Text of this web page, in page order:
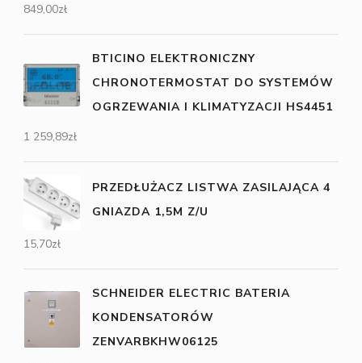
849,00zł
BTICINO ELEKTRONICZNY
CHRONOTERMOSTAT DO SYSTEMÓW
OGRZEWANIA I KLIMATYZACJI HS4451
1 259,89zł
PRZEDŁUŻACZ LISTWA ZASILAJĄCA 4
GNIAZDA 1,5M Z/U
15,70zł
SCHNEIDER ELECTRIC BATERIA
KONDENSATORÓW
ZENVARBKHW06125